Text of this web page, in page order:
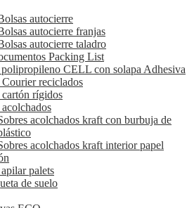
autocierre
autocierre franjas
autocierre taladro
Packing List
CELL con solapa Adhesiva
Courier reciclados
cartón rígidos
acolchados
acolchados kraft con burbuja de
acolchados kraft interior papel
palets
de suelo